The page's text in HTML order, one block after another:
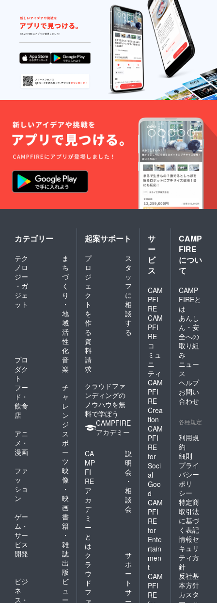
カテゴリー
テク
ノロ
ジー
・ガ
ジェ
ット
ま
ち
づ
く
り
・
地
域
活
性
化
プロ
ダク
ト
音
楽
フー
ド・
飲食
店
チ
ャ
レ
ン
ジ
アニ
メ・
漫画
ス
ポ
ー
ツ
ファ
ッ
ショ
ン
映
像
・
映
画
ゲー
ム・
サー
ビス
開発
書
籍
・
雑
誌
出
版
ビジ
ネ
ス・
ビ
ュ
ー
起案サポート
プ
ロ
ジ
ェ
ク
ト
を
作
る
ス
タ
ッ
フ
に
相
談
す
る
資
料
請
求
クラウドファ
ンディングの
ノウハウを無
料で学ぼう
CAMPFIRE
アカデミー
CA
MP
FI
RE
ア
カ
デ
ミ
ー
と
は
説
明
会
・
相
談
会
ク
ラ
ウ
ド
フ
ァ
サ
ポ
ー
ト
サ
ー
サ
ー
ビ
ス
CAM
PFI
RE
CAM
PFI
RE
コ
ミュ
ニ
ティ
CAM
PFI
RE
Crea
tion
CAM
PFI
RE
for
Soci
al
Goo
d
CAM
PFI
RE
for
Ente
rtain
men
t
CAM
PFI
RE
CAMP
FIRE
につい
て
CAMP
FIREと
は
あんし
ん・安
全への
取り組
み
ニュー
ス
ヘルプ
お問い
合わせ
各種規定
利用規
約
細則
プライ
バシー
ポリ
シー
特定商
取引法
に基づ
く表記
情報セ
キュリ
ティ方
針
反社基
本方針
カスタ